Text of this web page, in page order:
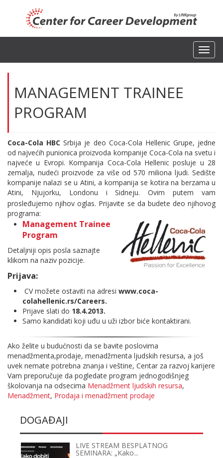
MANAGEMENT TRAINEE
PROGRAM
Coca-Cola HBCSrbija je deo Coca-Cola Hellenic Grupe, jedne
od najvećih punionica proizvoda kompanije Coca-Cola na svetu i
najveće u Evropi. Kompanija Coca-Cola Hellenic posluje u 28
zemalja, nudeći proizvode za više od 570 miliona ljudi. Sedište
kompanije nalazi se u Atini, a kompanija se kotira na berzama u
Atini, Njujorku, Londonu i Sidneju. Ovim putem vam
prosleđujemo njihov oglas. Prijavite se da budete deo njihovog
programa:
Management Trainee
Program
Detaljniji opis posla saznajte
klikom na naziv pozicije.
Prijava:
CV možete ostaviti na adresi www.coca-
colahellenic.rs/Careers.
Prijave slati do 18.4.2013.
Samo kandidati koji uđu u uži izbor biće kontaktirani.
Ako želite u budućnosti da se bavite poslovima
menadžmenta,prodaje, menadžmenta ljudskih resursa, a još
uvek nemate potrebna znanja i veštine, Centar za razvoj karijere
Vam preporučuje da pogledate program jednogodišnjeg
školovanja na odsecima Menadžment ljudskih resursa,
Menadžment, Prodaja i menadžment prodaje
DOGAĐAJI
LIVE STREAM BESPLATNOG
SEMINARA: „Kako...